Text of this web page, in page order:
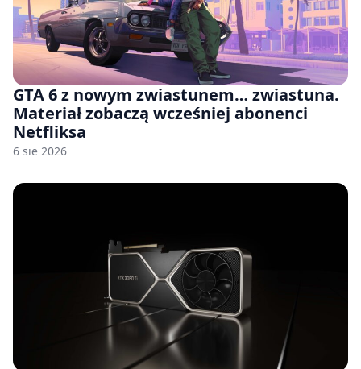
GTA 6 z nowym zwiastunem… zwiastuna.
Materiał zobaczą wcześniej abonenci
Netfliksa
6 sie 2026